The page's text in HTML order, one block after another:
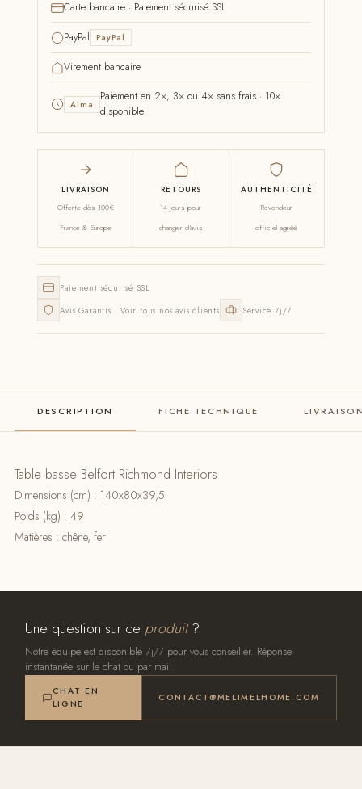
Carte bancaire · Paiement sécurisé SSL
PayPal PayPal
Virement bancaire
Alma
Paiement en 2×, 3× ou 4× sans frais · 10×
disponible
LIVRAISON
Offerte dès 100€
France & Europe
RETOURS
14 jours pour
changer d'avis
AUTHENTICITÉ
Revendeur
officiel agréé
Paiement sécurisé SSL
Avis Garantis · Voir tous nos avis clients
Service 7j/7
DESCRIPTION FICHE TECHNIQUE
Table basse Belfort Richmond Interiors
Dimensions (cm) : 140x80x39,5
Poids (kg) : 49
Matières : chêne, fer
Une question sur ce produit?
Notre équipe est disponible 7j/7 pour vous conseiller. Réponse
instantanée sur le chat ou par mail.
CHAT EN
LIGNE
CONTACT@MELIMELHOME.COM